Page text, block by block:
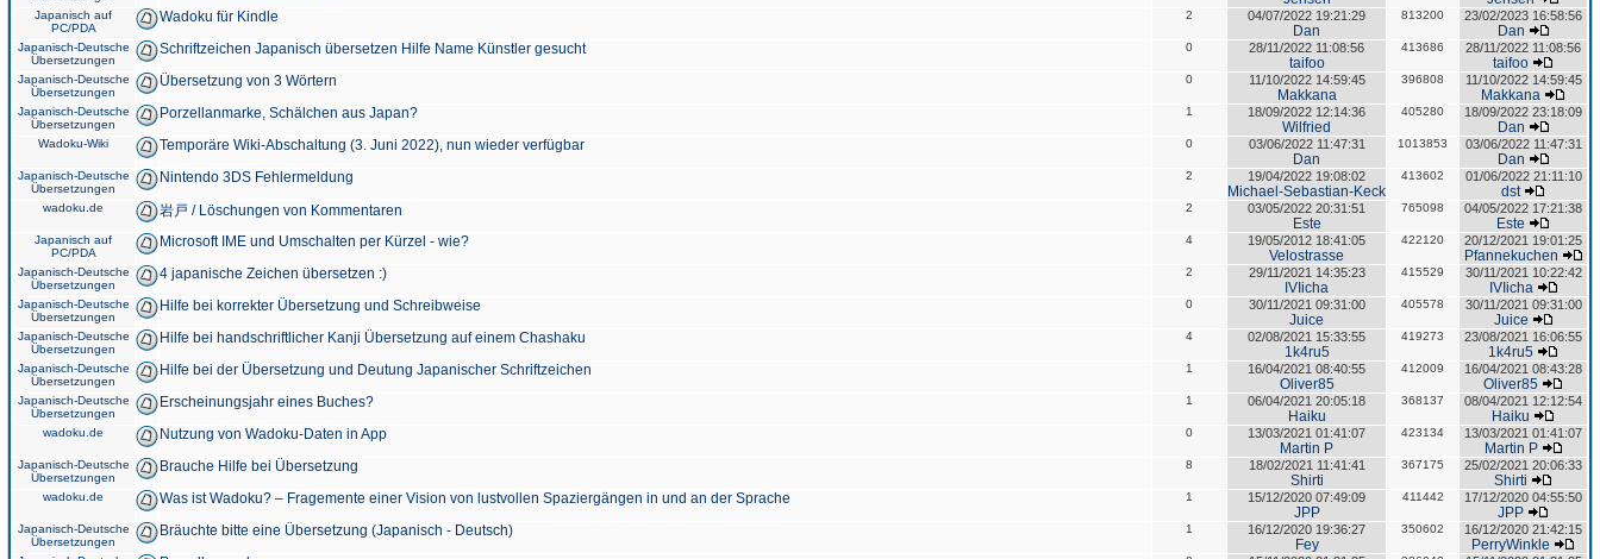
Japanisch auf
PC/PDA
Wadoku für Kindle 2 04/07/2022 19:21:29
Dan
813200 23/02/2023 16:58:56
Dan
Japanisch-Deutsche
Übersetzungen
Schriftzeichen Japanisch übersetzen Hilfe Name Künstler gesucht 0 28/11/2022 11:08:56
taifoo
413686 28/11/2022 11:08:56
taifoo
Japanisch-Deutsche
Übersetzungen
Übersetzung von 3 Wörtern 0 11/10/2022 14:59:45
Makkana
396808 11/10/2022 14:59:45
Makkana
Japanisch-Deutsche
Übersetzungen
Porzellanmarke, Schälchen aus Japan? 1 18/09/2022 12:14:36
Wilfried
405280 18/09/2022 23:18:09
Dan
Wadoku-Wiki Temporäre Wiki-Abschaltung (3. Juni 2022), nun wieder verfügbar 0 03/06/2022 11:47:31
Dan
1013853 03/06/2022 11:47:31
Dan
Japanisch-Deutsche
Übersetzungen
Nintendo 3DS Fehlermeldung 2 19/04/2022 19:08:02
Michael-Sebastian-Keck
413602 01/06/2022 21:11:10
dst
wadoku.de 岩戸 / Löschungen von Kommentaren 2 03/05/2022 20:31:51
Este
765098 04/05/2022 17:21:38
Este
Japanisch auf
PC/PDA
Microsoft IME und Umschalten per Kürzel - wie? 4 19/05/2012 18:41:05
Velostrasse
422120 20/12/2021 19:01:25
Pfannekuchen
Japanisch-Deutsche
Übersetzungen
4 japanische Zeichen übersetzen :) 2 29/11/2021 14:35:23
IVIicha
415529 30/11/2021 10:22:42
IVIicha
Japanisch-Deutsche
Übersetzungen
Hilfe bei korrekter Übersetzung und Schreibweise 0 30/11/2021 09:31:00
Juice
405578 30/11/2021 09:31:00
Juice
Japanisch-Deutsche
Übersetzungen
Hilfe bei handschriftlicher Kanji Übersetzung auf einem Chashaku 4 02/08/2021 15:33:55
1k4ru5
419273 23/08/2021 16:06:55
1k4ru5
Japanisch-Deutsche
Übersetzungen
Hilfe bei der Übersetzung und Deutung Japanischer Schriftzeichen 1 16/04/2021 08:40:55
Oliver85
412009 16/04/2021 08:43:28
Oliver85
Japanisch-Deutsche
Übersetzungen
Erscheinungsjahr eines Buches? 1 06/04/2021 20:05:18
Haiku
368137 08/04/2021 12:12:54
Haiku
wadoku.de Nutzung von Wadoku-Daten in App 0 13/03/2021 01:41:07
Martin P
423134 13/03/2021 01:41:07
Martin P
Japanisch-Deutsche
Übersetzungen
Brauche Hilfe bei Übersetzung 8 18/02/2021 11:41:41
Shirti
367175 25/02/2021 20:06:33
Shirti
wadoku.de Was ist Wadoku? – Fragemente einer Vision von lustvollen Spaziergängen in und an der Sprache 1 15/12/2020 07:49:09
JPP
411442 17/12/2020 04:55:50
JPP
Japanisch-Deutsche
Übersetzungen
Bräuchte bitte eine Übersetzung (Japanisch - Deutsch) 1 16/12/2020 19:36:27
Fey
350602 16/12/2020 21:42:15
PerryWinkle